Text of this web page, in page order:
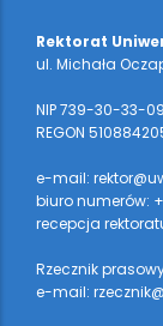
Rektorat
ul. Michała
NIP 739-30-33-
REGON
e-mail:
biuro numerów:
recepcja
Rzecznik
e-mail: